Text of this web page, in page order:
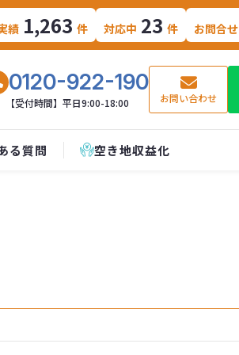
績 1,263 件 対応中 23 件 お問合せ
0120-922-190
【受付時間】平日9:00-18:00 お問い合わせ
る質問 空き地収益化